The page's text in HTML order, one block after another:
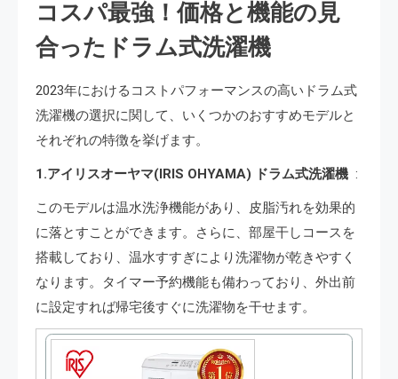
コスパ最強！価格と機能の見
合ったドラム式洗濯機
2023年におけるコストパフォーマンスの高いドラム式
洗濯機の選択に関して、いくつかのおすすめモデルと
それぞれの特徴を挙げます。
1.アイリスオーヤマ(IRIS OHYAMA) ドラム式洗濯機 :
このモデルは温水洗浄機能があり、皮脂汚れを効果的
に落とすことができます。さらに、部屋干しコースを
搭載しており、温水すすぎにより洗濯物が乾きやすく
なります。タイマー予約機能も備わっており、外出前
に設定すれば帰宅後すぐに洗濯物を干せます。